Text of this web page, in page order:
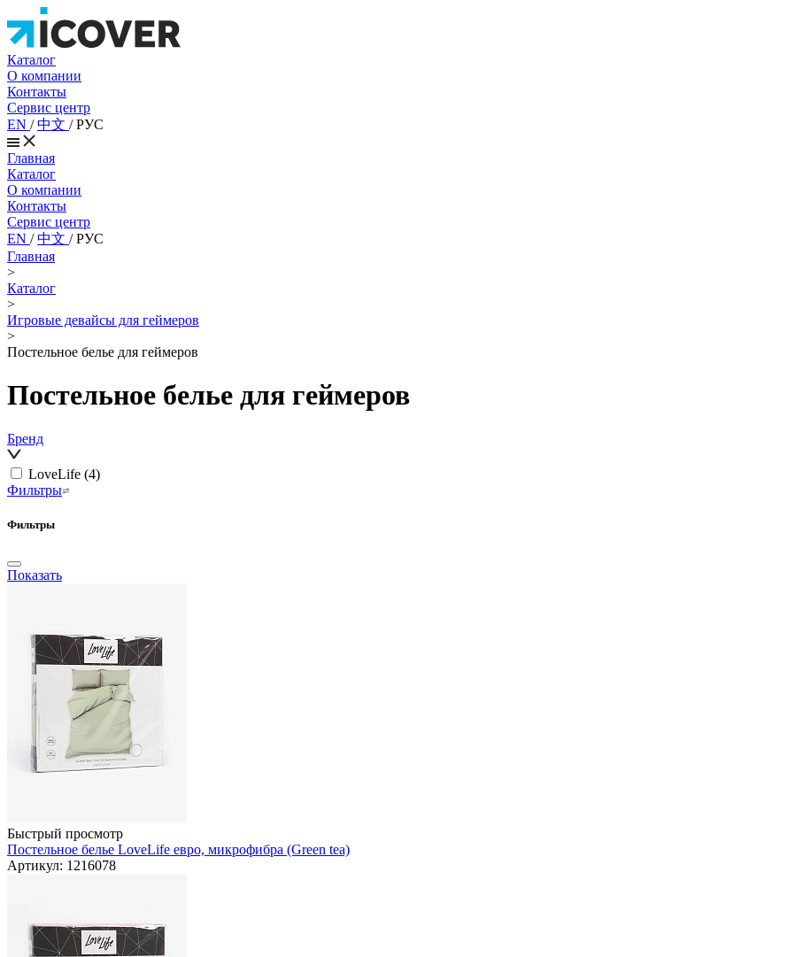
Каталог
О компании
Контакты
Сервис центр
EN /中文 /РУС
Главная
Каталог
О компании
Контакты
Сервис центр
EN /中文 /РУС
Главная
>
Каталог
>
Игровые девайсы для геймеров
>
Постельное белье для геймеров
Постельное белье для геймеров
Бренд
LoveLife (4)
Фильтры
Фильтры
Показать
Быстрый просмотр
Постельное белье LoveLife евро, микрофибра (Green tea)
Артикул: 1216078